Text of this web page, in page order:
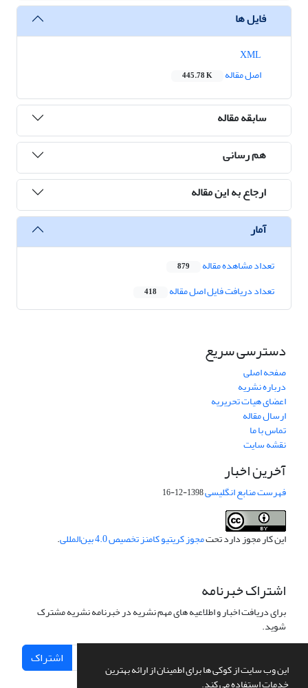
این وب سایت از کوکی ها برای اطمینان از ارائه بهترین
خدمات استفاده می کند.
فایل ها
اصل مقاله
445.78 K
سابقه مقاله
هم رسانی
ارجاع به این مقاله
آمار
تعداد مشاهده مقاله 879
تعداد دریافت فایل اصل مقاله 418
دسترسی سریع
صفحه اصلی
درباره نشریه
اعضای هیات تحریریه
ارسال مقاله
تماس با ما
نقشه سایت
آخرین اخبار
فهرست منابع انگلیسی1398-12-16
این کار مجوز دارد تحتمجوز کریتیو کامنز تخصیص 4.0 بین‌المللی .
اشتراک خبرنامه
برای دریافت اخبار و اطلاعیه های مهم نشریه در خبرنامه نشریه مشترک
شوید.
اشتراک